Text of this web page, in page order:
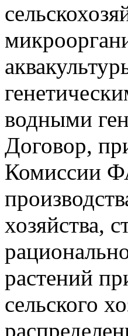
водными
Договор,
Комиссии
хозяйства,
растений
сельского